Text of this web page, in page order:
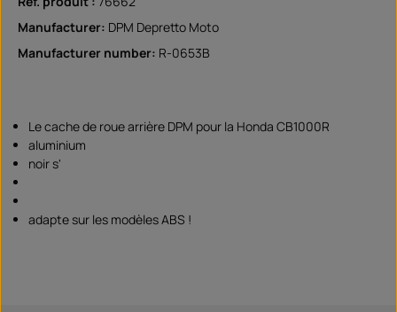
Manufacturer: DPM Depretto Moto
Manufacturer number: R-0653B
Le cache de roue arrière DPM pour la Honda CB1000R
aluminium
noir s'
adapte sur les modèles ABS !